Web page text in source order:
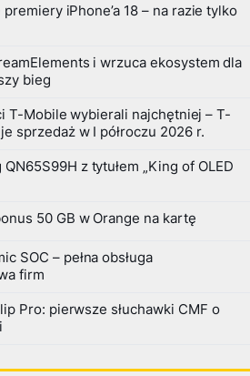
iPhone’a 18 – na razie tylko
i wrzuca ekosystem dla
bieg
T-Mobile wybierali najchętniej – T-
sprzedaż w I półroczu 2026 r.
z tytułem „King of OLED
50 GB w Orange na kartę
SOC – pełna obsługa
firm
Pro: pierwsze słuchawki CMF o